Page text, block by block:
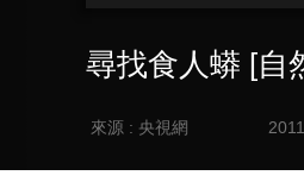
尋找食人蟒 [自
來源 : 央視網